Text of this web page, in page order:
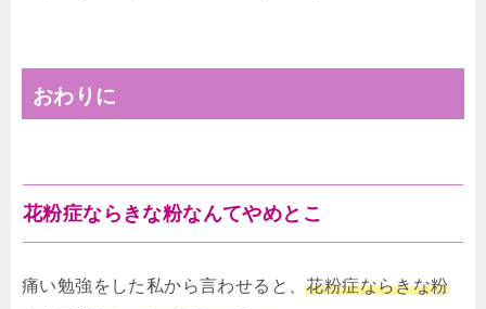
おわりに
花粉症ならきな粉なんてやめとこ
痛い勉強をした私から言わせると、花粉症ならきな粉